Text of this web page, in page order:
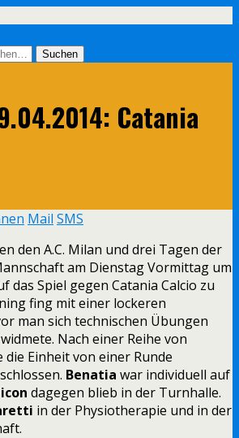
Catania
Mail SMS
den A.C. Milan und drei Tagen der
am Dienstag Vormittag um
das Spiel gegen Catania Calcio zu
fing mit einer lockeren
man sich technischen Übungen
Nach einer Reihe von
Einheit von einer Runde
Benatia war individuell auf
dagegen blieb in der Turnhalle.
in der Physiotherapie und in der